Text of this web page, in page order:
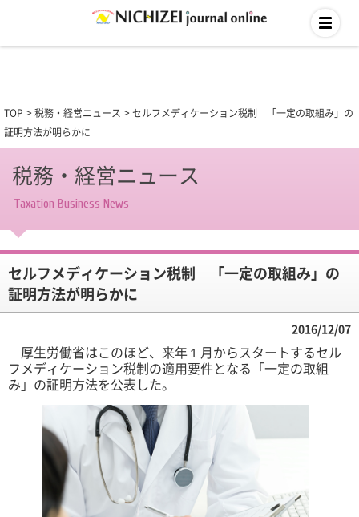
TOP 税務・経営ニュース
セルフメディケーション税制 「一定の取組み」の
証明方法が明らかに
税務・経営ニュース
Taxation Business News
セルフメディケーション税制 「一定の取組み」の
証明方法が明らかに
2016/12/07
厚生労働省はこのほど、来年１月からスタートするセル
フメディケーション税制の適用要件となる「一定の取組
み」の証明方法を公表した。